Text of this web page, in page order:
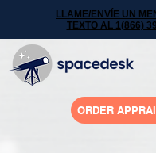
LLAME/ENVÍE UN
TEXTO AL 1(866)
ORDER